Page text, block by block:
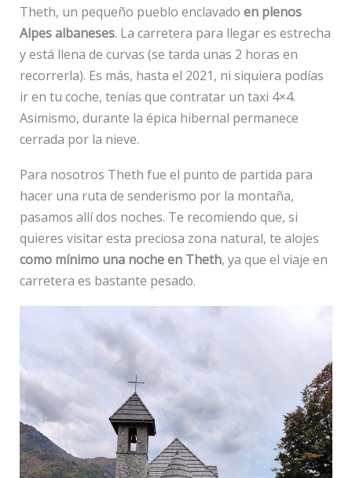
Theth, un pequeño pueblo enclavado en plenos
Alpes albaneses. La carretera para llegar es estrecha
y está llena de curvas (se tarda unas 2 horas en
recorrerla). Es más, hasta el 2021, ni siquiera podías
ir en tu coche, tenías que contratar un taxi 4×4.
Asimismo, durante la épica hibernal permanece
cerrada por la nieve.
Para nosotros Theth fue el punto de partida para
hacer una ruta de senderismo por la montaña,
pasamos allí dos noches. Te recomiendo que, si
quieres visitar esta preciosa zona natural, te alojes
como mínimo una noche en Theth, ya que el viaje en
carretera es bastante pesado.